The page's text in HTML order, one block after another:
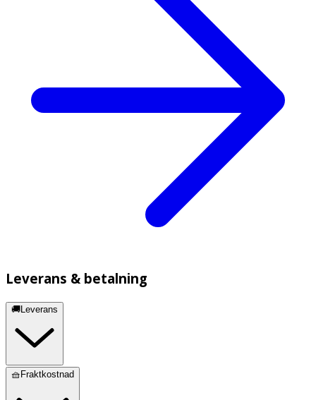
Leverans & betalning
🚚Leverans
🧺Fraktkostnad